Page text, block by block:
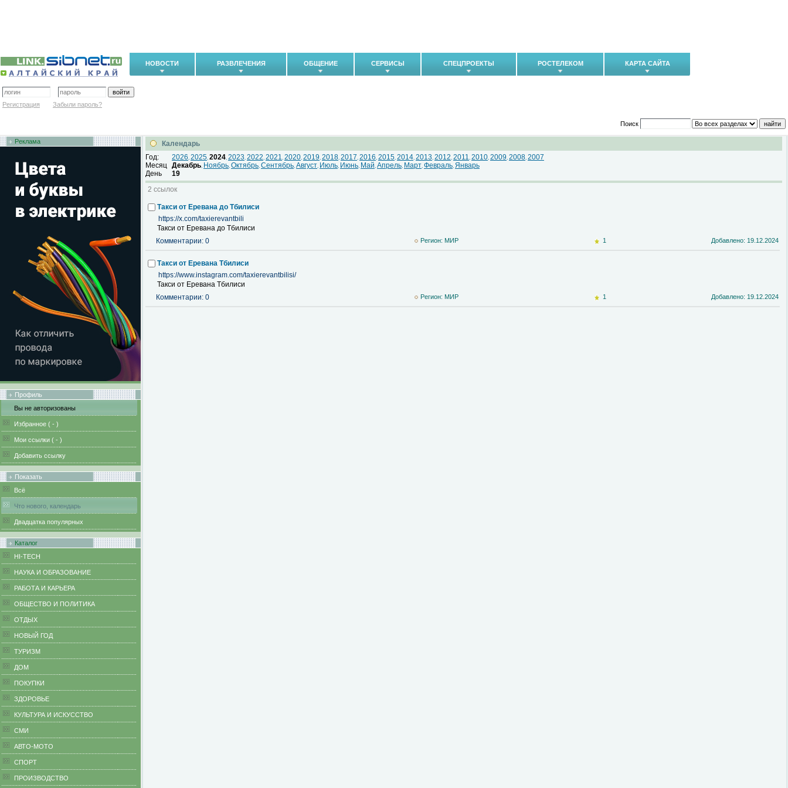
НОВОСТИ РАЗВЛЕЧЕНИЯ ОБЩЕНИЕ СЕРВИСЫ СПЕЦПРОЕКТЫ РОСТЕЛЕКОМ КАРТА САЙТА
Регистрация Забыли пароль?
Поиск
Реклама
Профиль
Вы не авторизованы
Избранное ( - )
Мои ссылки ( - )
Добавить ссылку
Показать
Всё
Что нового, календарь
Двадцатка популярных
Каталог
HI-TECH
НАУКА И ОБРАЗОВАНИЕ
РАБОТА И КАРЬЕРА
ОБЩЕСТВО И ПОЛИТИКА
ОТДЫХ
НОВЫЙ ГОД
ТУРИЗМ
ДОМ
ПОКУПКИ
ЗДОРОВЬЕ
КУЛЬТУРА И ИСКУССТВО
СМИ
АВТО-МОТО
СПОРТ
ПРОИЗВОДСТВО
Календарь
Год:
2026, 2025, 2024, 2023, 2022, 2021, 2020, 2019, 2018, 2017, 2016, 2015, 2014, 2013, 2012, 2011, 2010, 2009, 2008, 2007
Месяц Декабрь, Ноябрь, Октябрь, Сентябрь, Август, Июль, Июнь, Май, Апрель, Март, Февраль, Январь
День
19
2 ссылок
Такси от Еревана до Тбилиси
https://x.com/taxierevantbili
Такси от Еревана до Тбилиси
Комментарии: 0
Регион: MИР 1 Добавлено: 19.12.2024
Такси от Еревана Тбилиси
https://www.instagram.com/taxierevantbilisi/
Такси от Еревана Тбилиси
Комментарии: 0
Регион: MИР 1 Добавлено: 19.12.2024